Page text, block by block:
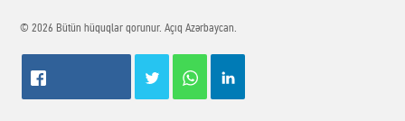
© 2026 Bütün hüquqlar qorunur. Açıq Azərbaycan.